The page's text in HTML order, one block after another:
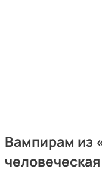
Вампирам из